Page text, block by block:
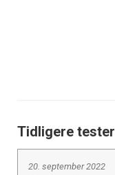
Tidligere tester
20. september 2022